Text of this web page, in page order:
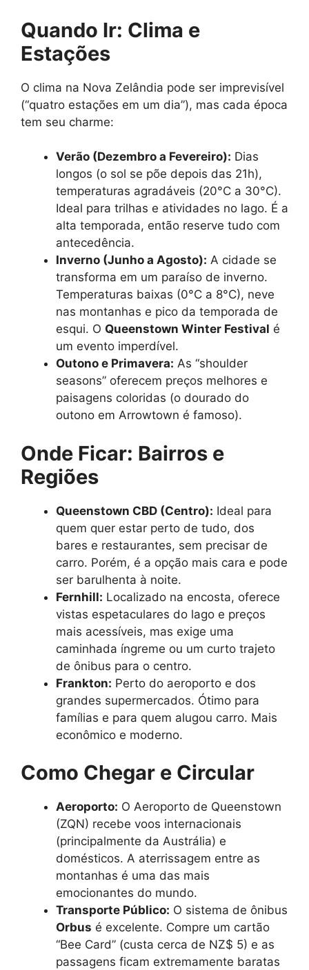
Quando Ir: Clima e
Estações
O clima na Nova Zelândia pode ser imprevisível
(“quatro estações em um dia”), mas cada época
tem seu charme:
Verão (Dezembro a Fevereiro): Dias
longos (o sol se põe depois das 21h),
temperaturas agradáveis (20°C a 30°C).
Ideal para trilhas e atividades no lago. É a
alta temporada, então reserve tudo com
antecedência.
Inverno (Junho a Agosto): A cidade se
transforma em um paraíso de inverno.
Temperaturas baixas (0°C a 8°C), neve
nas montanhas e pico da temporada de
esqui. O Queenstown Winter Festival é
um evento imperdível.
Outono e Primavera: As “shoulder
seasons” oferecem preços melhores e
paisagens coloridas (o dourado do
outono em Arrowtown é famoso).
Onde Ficar: Bairros e
Regiões
Queenstown CBD (Centro): Ideal para
quem quer estar perto de tudo, dos
bares e restaurantes, sem precisar de
carro. Porém, é a opção mais cara e pode
ser barulhenta à noite.
Fernhill: Localizado na encosta, oferece
vistas espetaculares do lago e preços
mais acessíveis, mas exige uma
caminhada íngreme ou um curto trajeto
de ônibus para o centro.
Frankton: Perto do aeroporto e dos
grandes supermercados. Ótimo para
famílias e para quem alugou carro. Mais
econômico e moderno.
Como Chegar e Circular
Aeroporto: O Aeroporto de Queenstown
(ZQN) recebe voos internacionais
(principalmente da Austrália) e
domésticos. A aterrissagem entre as
montanhas é uma das mais
emocionantes do mundo.
Transporte Público: O sistema de ônibus
Orbus é excelente. Compre um cartão
“Bee Card” (custa cerca de NZ$ 5) e as
passagens ficam extremamente baratas